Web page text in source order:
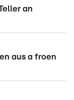
an
aus a froen